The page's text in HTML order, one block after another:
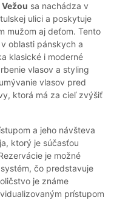
sa nachádza v
ulici a poskytuje
mužom aj deťom. Tento
oblasti pánskych a
klasické i moderné
vlasov a styling
vlasov pred
ktorá má za cieľ zvýšiť
a jeho návšteva
ktorý je súčasťou
je možné
čo predstavuje
je známe
prístupom